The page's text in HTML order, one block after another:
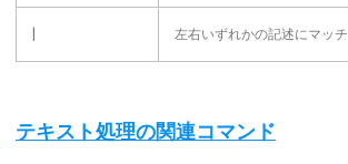
左右いずれかの記述にマッチ
テキスト処理の関連コマンド